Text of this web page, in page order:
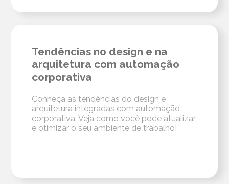
Tendências no design e na
arquitetura com automação
corporativa
Conheça as tendências do design e
arquitetura integradas com automação
corporativa. Veja como você pode atualizar
e otimizar o seu ambiente de trabalho!